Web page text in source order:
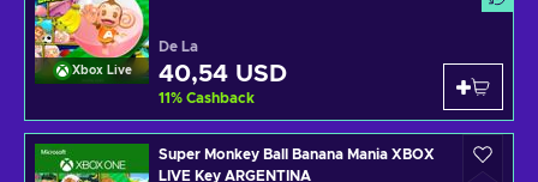
Xbox Live
De La
40,54 USD
11% Cashback
Super Monkey Ball Banana Mania XBOX
LIVE Key ARGENTINA